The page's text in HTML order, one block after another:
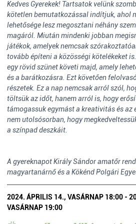
Kedves Gyerekek! Tartsatok velünk
kötetlen bemutatkozással indítjuk, ahol
lehetősége lesz megosztani néhány
magáról. Miután mindenki jobban
játékok, amelyek nemcsak
tovább építeni a közösségi kötelékeket
egy rövid szünet követi majd, amely
és a barátkozásra. Ezt követően
részetek. Ez a nap nemcsak arról szól,
töltsük az időt, hanem arról is, hogy
támogassuk egymást a kreativitás és az
nem utolsósorban, hogy
a színpad deszkáit.
A gyereknapot Király Sándor amatőr
magyartanárnő és a Kökénd Polgári
2024. ÁPRILIS 14., VASÁRNAP 18:00 -
VASÁRNAP 19:00